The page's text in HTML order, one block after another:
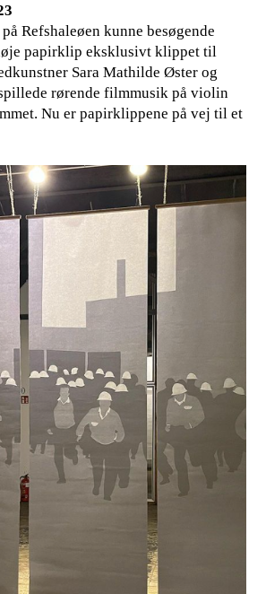
Refshaleøen kunne besøgende
papirklip eksklusivt klippet til
Sara Mathilde Øster og
rørende filmmusik på violin
Nu er papirklippene på vej til et